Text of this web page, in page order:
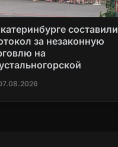
составили
за незаконную
на